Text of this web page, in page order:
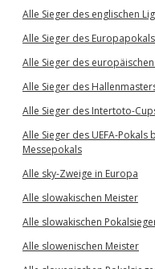
Alle Sieger des englischen
Alle Sieger des
Alle Sieger des
Alle Sieger des
Alle Sieger des Intertoto-
Alle Sieger des UEFA-
Messepokals
Alle sky-Zweige in Europa
Alle slowakischen Meister
Alle slowakischen
Alle slowenischen Meister